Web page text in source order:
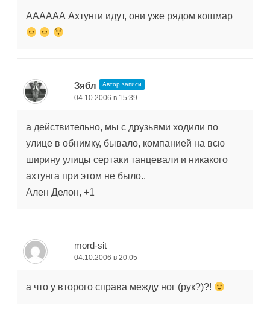
АААААА Ахтунги идут, они уже рядом кошмар
Зябл Автор записи
04.10.2006 в 15:39
а действительно, мы с друзьями ходили по
улице в обнимку, бывало, компанией на всю
ширину улицы сертаки танцевали и никакого
ахтунга при этом не было..
Ален Делон, +1
mord-sit
04.10.2006 в 20:05
а что у второго справа между ног (рук?)?!